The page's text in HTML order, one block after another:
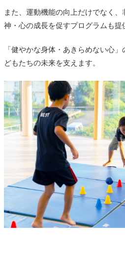
また、運動機能の向上だけでなく
神・心の成長を促すプログラムも提
「健やかな身体・あきらめない心
どもたちの未来を支えます。